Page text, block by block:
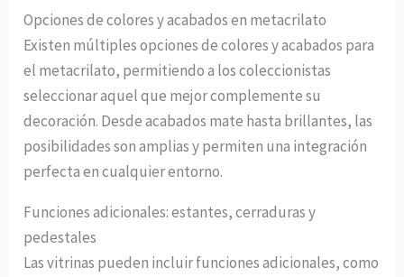
Opciones de colores y acabados en metacrilato
Existen múltiples opciones de colores y acabados para
el metacrilato, permitiendo a los coleccionistas
seleccionar aquel que mejor complemente su
decoración. Desde acabados mate hasta brillantes, las
posibilidades son amplias y permiten una integración
perfecta en cualquier entorno.
Funciones adicionales: estantes, cerraduras y
pedestales
Las vitrinas pueden incluir funciones adicionales, como